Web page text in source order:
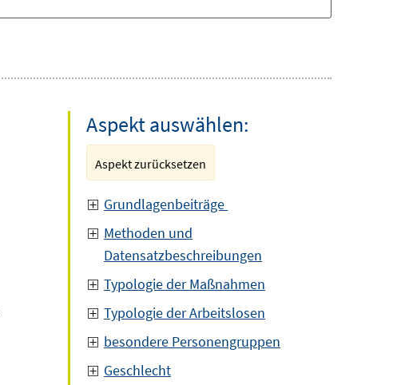
Aspekt auswählen:
Aspekt zurücksetzen
Grundlagenbeiträge
Methoden und
Datensatzbeschreibungen
Typologie der Maßnahmen
Typologie der Arbeitslosen
besondere Personengruppen
Geschlecht